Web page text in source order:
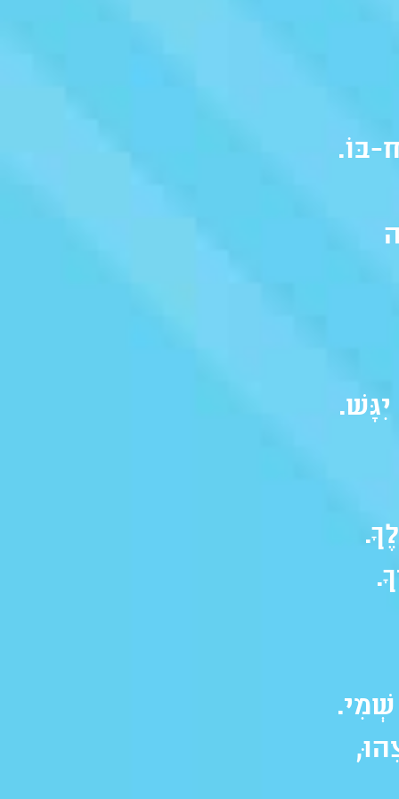
בּוֹ.
יִגָּשׁ.
שְׁמִי.